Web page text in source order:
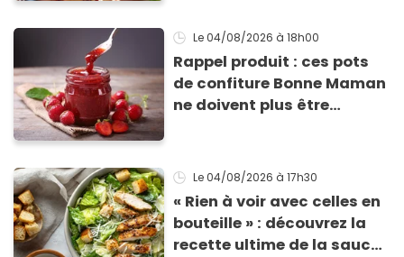
Le 04/08/2026 à 18h00
Rappel produit : ces pots
de confiture Bonne Maman
ne doivent plus être
morceaux de verre
Le 04/08/2026 à 17h30
« Rien à voir avec celles en
bouteille » : découvrez la
recette ultime de la sauce